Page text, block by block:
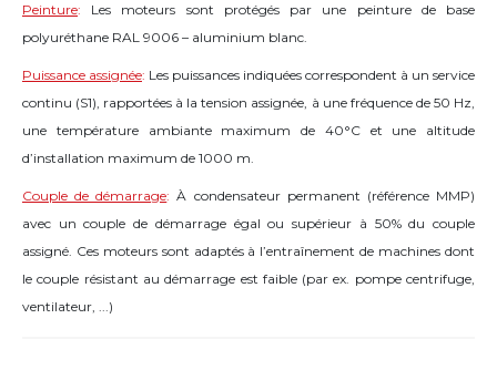
Peinture: Les moteurs sont protégés par une peinture de base
polyuréthane RAL 9006 – aluminium blanc.
Puissance assignée: Les puissances indiquées correspondent à un service
continu (S1), rapportées à la tension assignée, à une fréquence de 50 Hz,
une température ambiante maximum de 40°C et une altitude
d’installation maximum de 1000 m.
Couple de démarrage: À condensateur permanent (référence MMP)
avec un couple de démarrage égal ou supérieur à 50% du couple
assigné. Ces moteurs sont adaptés à l’entraînement de machines dont
le couple résistant au démarrage est faible (par ex. pompe centrifuge,
ventilateur, ...)